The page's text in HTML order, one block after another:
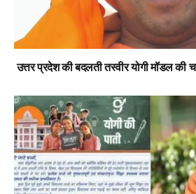
उत्तर प्रदेश की बदलती तस्वीर योगी मॉडल की